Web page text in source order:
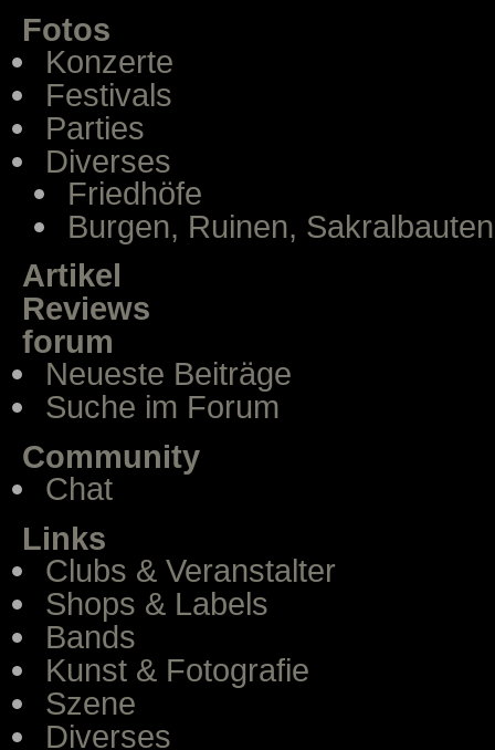
Fotos
Konzerte
Festivals
Parties
Diverses
Friedhöfe
Burgen, Ruinen, Sakralbauten
Artikel
Reviews
forum
Neueste Beiträge
Suche im Forum
Community
Chat
Links
Clubs & Veranstalter
Shops & Labels
Bands
Kunst & Fotografie
Szene
Diverses